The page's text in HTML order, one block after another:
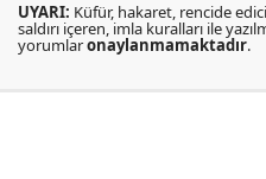
UYARI: Küfür, hakaret, rencide
saldırı içeren, imla kuralları ile
yorumlaronaylanmamaktadır.